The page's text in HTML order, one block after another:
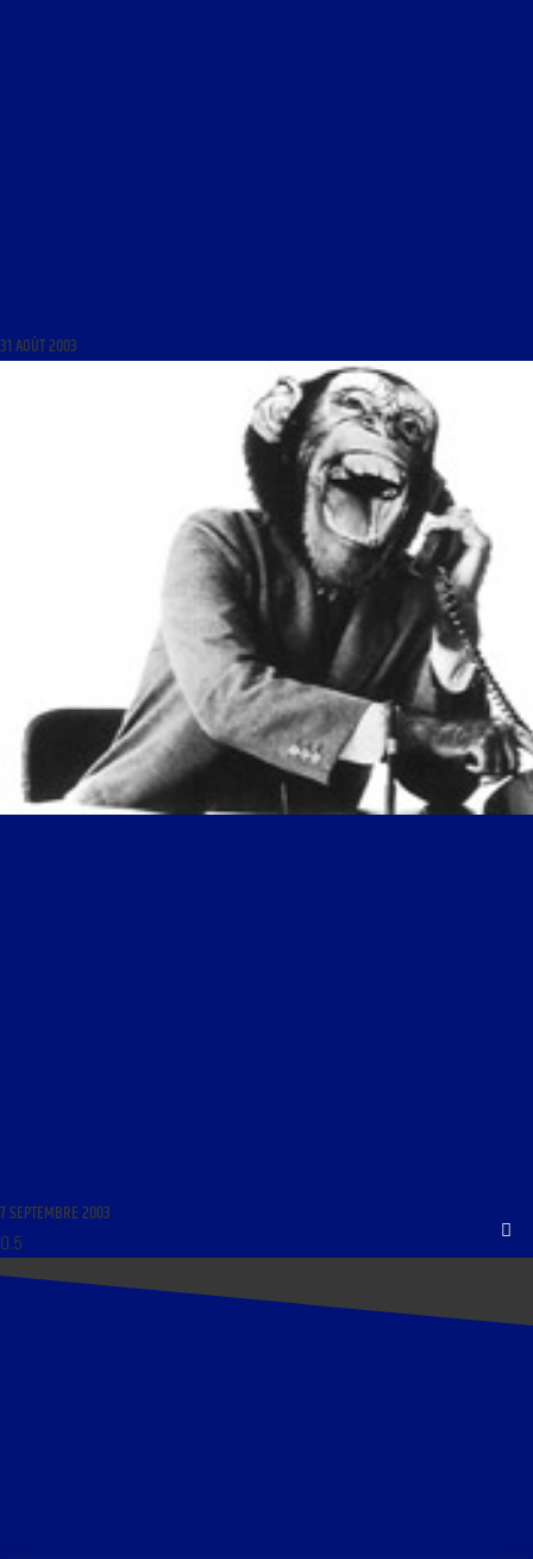
31 AOÛT 2003
7 SEPTEMBRE 2003